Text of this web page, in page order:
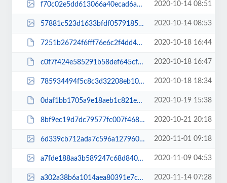
f70c02e5dd613066a40ecad6a4faa2bc.jpg 2020-10-14 08:51
57881c523d1633bfdf057918525e53df.jpg 2020-10-14 08:53
7251b26724f6fff76e6c2f4dd42422b3.pdf 2020-10-18 16:44
c0f7f424e585291b58def645cf502bd6.pdf 2020-10-18 16:47
785934494f5c8c3d32208eb109b8ec8d.jpg 2020-10-18 18:34
0daf1bb1705a9e18aeb1c821edc9df00.pdf 2020-10-19 15:38
8bf9ec19d7dc79577fc007f468984b2f.pdf 2020-10-21 20:18
6d339cb712ada7c596a127960a4671dd.jpg 2020-11-01 09:18
a7fde188aa3b589247c68d8407292ade.jpg 2020-11-09 04:53
a302a38b6a1014aea80391e7ccfe175b.jpg 2020-11-14 07:28